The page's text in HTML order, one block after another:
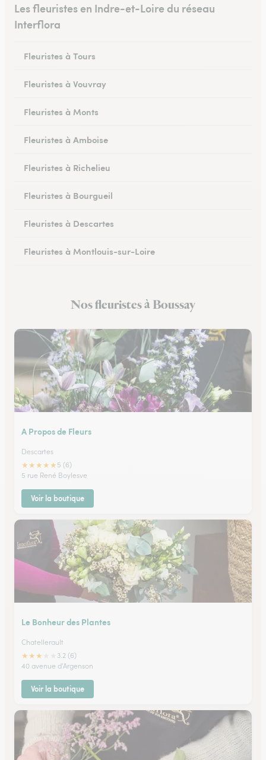
Les fleuristes en Indre-et-Loire du réseau
Interflora
Fleuristes à Tours
Fleuristes à Vouvray
Fleuristes à Monts
Fleuristes à Amboise
Fleuristes à Richelieu
Fleuristes à Bourgueil
Fleuristes à Descartes
Fleuristes à Montlouis-sur-Loire
Fleuristes à Chambray-lès-Tours
Nos fleuristes à Boussay
A Propos de Fleurs
Descartes
★★★★★ 5 (6)
5 rue René Boylesve
Voir la boutique
Le Bonheur des Plantes
Chatellerault
★★★
3.2 (6)
40 avenue d'Argenson
Voir la boutique